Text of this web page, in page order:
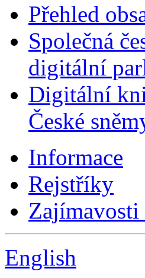
Přehled
Společná
digitální
Digitální
České
Informace
Rejstříky
English